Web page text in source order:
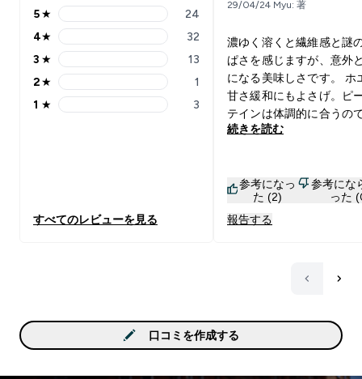
5 stars rating 24 reviews
5★ 24
4 stars rating 32 reviews
4★ 32
3 stars rating 13 reviews
3 ★ 13
2 stars rating 1 reviews
2★ 1
1 stars rating 3 reviews
1 ★ 3
すべてのレビューを見る
29/04/24 Myu: 著
濃ゆく溶くと繊維感と謎
ぱさを感じますが、意外
になる美味しさです。 ホ
甘さ緩和にもよさげ。ピ
テインは体調的に合うの
品質この価格ならいいか
おいしい。おからパンと
てる人はその感じで使え
います。
続きを読む
参考になっ
た (2)
参考にな
った
報告する
口コミを作成する